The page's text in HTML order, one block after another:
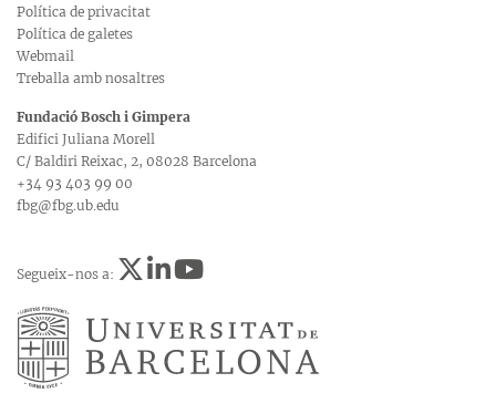
Política de privacitat
Política de galetes
Webmail
Treballa amb nosaltres
Fundació Bosch i Gimpera
Edifici Juliana Morell
C/ Baldiri Reixac, 2, 08028 Barcelona
+34 93 403 99 00
fbg@fbg.ub.edu
Segueix-nos a: